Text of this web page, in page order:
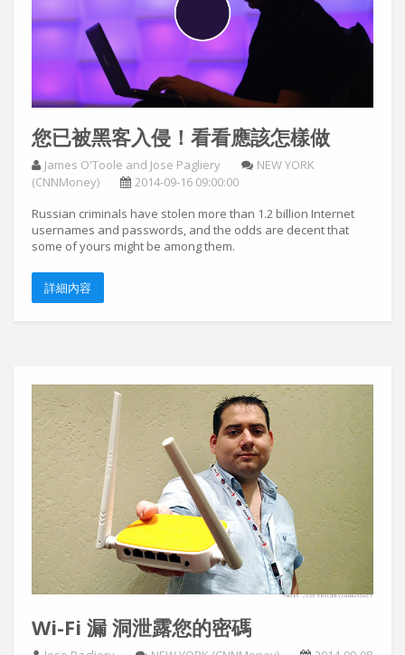
您已被黑客入侵！看看應該怎樣做
James O'Toole and Jose Pagliery
NEW YORK
(CNNMoney)
2014-09-16 09:00:00
Russian criminals have stolen more than 1.2 billion Internet
usernames and passwords, and the odds are decent that
some of yours might be among them.
詳細內容
Wi-Fi 漏 洞泄露您的密碼